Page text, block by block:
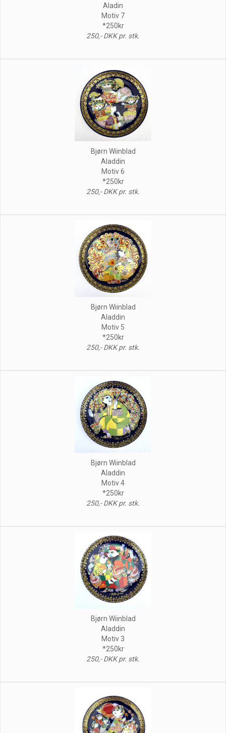
Aladin
Motiv 7
*250kr
250,- DKK pr. stk.
Bjørn Wiinblad
Aladdin
Motiv 6
*250kr
250,- DKK pr. stk.
Bjørn Wiinblad
Aladdin
Motiv 5
*250kr
250,- DKK pr. stk.
Bjørn Wiinblad
Aladdin
Motiv 4
*250kr
250,- DKK pr. stk.
Bjørn Wiinblad
Aladdin
Motiv 3
*250kr
250,- DKK pr. stk.